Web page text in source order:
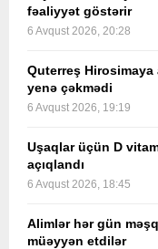
fəaliyyət göstərir
6 Avqust 2026, 20:28
Quterreş Hirosimaya
yenə çəkmədi
6 Avqust 2026, 19:19
Uşaqlar üçün D
açıqlandı
6 Avqust 2026, 18:45
Alimlər hər gün
müəyyən etdilər